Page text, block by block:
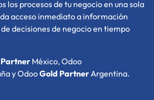
los procesos de tu negocio en una sola
acceso inmediato a información
decisiones de negocio en tiempo
México,Odoo
y OdooGold Partner Argentina.